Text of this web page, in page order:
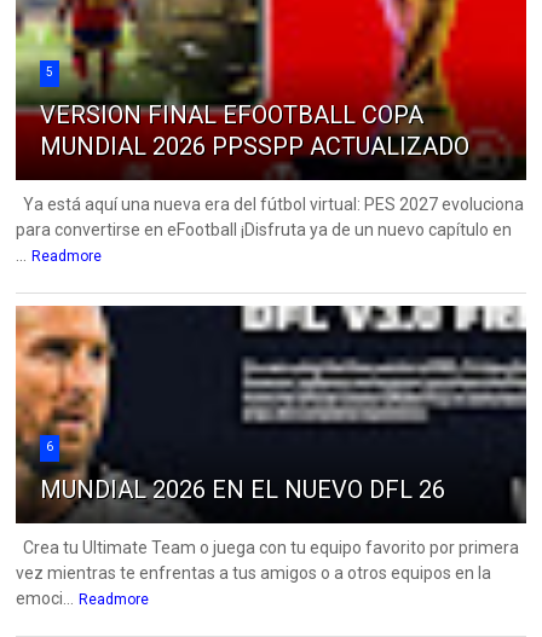
5
VERSION FINAL EFOOTBALL COPA
MUNDIAL 2026 PPSSPP ACTUALIZADO
Ya está aquí una nueva era del fútbol virtual: PES 2027 evoluciona
para convertirse en eFootball ¡Disfruta ya de un nuevo capítulo en
Readmore
6
MUNDIAL 2026 EN EL NUEVO DFL 26
Crea tu Ultimate Team o juega con tu equipo favorito por primera
vez mientras te enfrentas a tus amigos o a otros equipos en la
emoci...
Readmore